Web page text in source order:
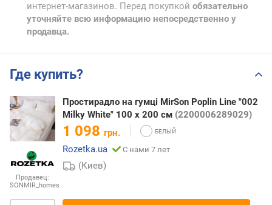
интернет-магазинов. Перед покупкой обязательно
уточняйте всю информацию непосредственно у
продавца.
Где купить?
Продавец:
SONMIR_homes
Простирадло на гумці MirSon Poplin Line "002
Milky White" 100 х 200 см (2200006289029)
1 098 грн.
Rozetka.ua
С нами 7 лет
(Киев)